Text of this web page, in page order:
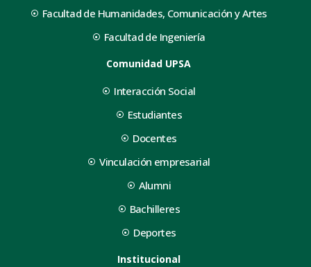
Facultad de Humanidades, Comunicación y Artes
Facultad de Ingeniería
Comunidad UPSA
Interacción Social
Estudiantes
Docentes
Vinculación empresarial
Alumni
Bachilleres
Deportes
Institucional